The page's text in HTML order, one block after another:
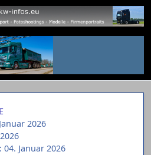
2026
Januar 2026